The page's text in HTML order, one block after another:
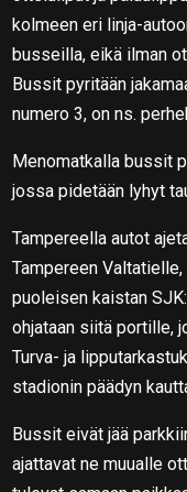
kolmeen eri linja-
busseilla, eikä ilman
Bussit pyritään
numero 3, on ns.
Menomatkalla bussit
jossa pidetään lyhyt
Tampereella autot
Tampereen
puoleisen kaistan
ohjataan siitä portille,
Turva- ja
stadionin päädyn
Bussit eivät jää
ajattavat ne muualle